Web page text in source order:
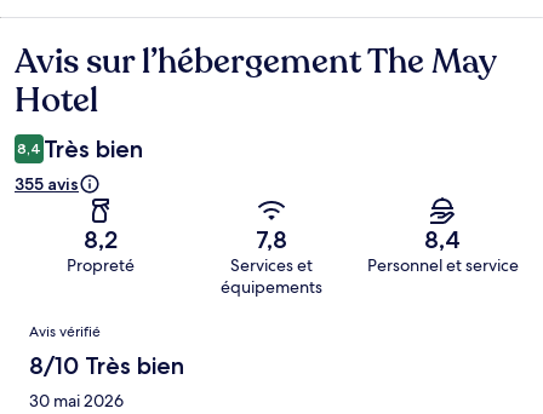
Avis
Avis sur l’hébergement The May
Hotel
8,4 Très bien
355 avis
8,2
Propreté
7,8
Services et
équipements
8,4
Personnel et service
Avis
Avis vérifié
8/10 Très bien
30 mai 2026